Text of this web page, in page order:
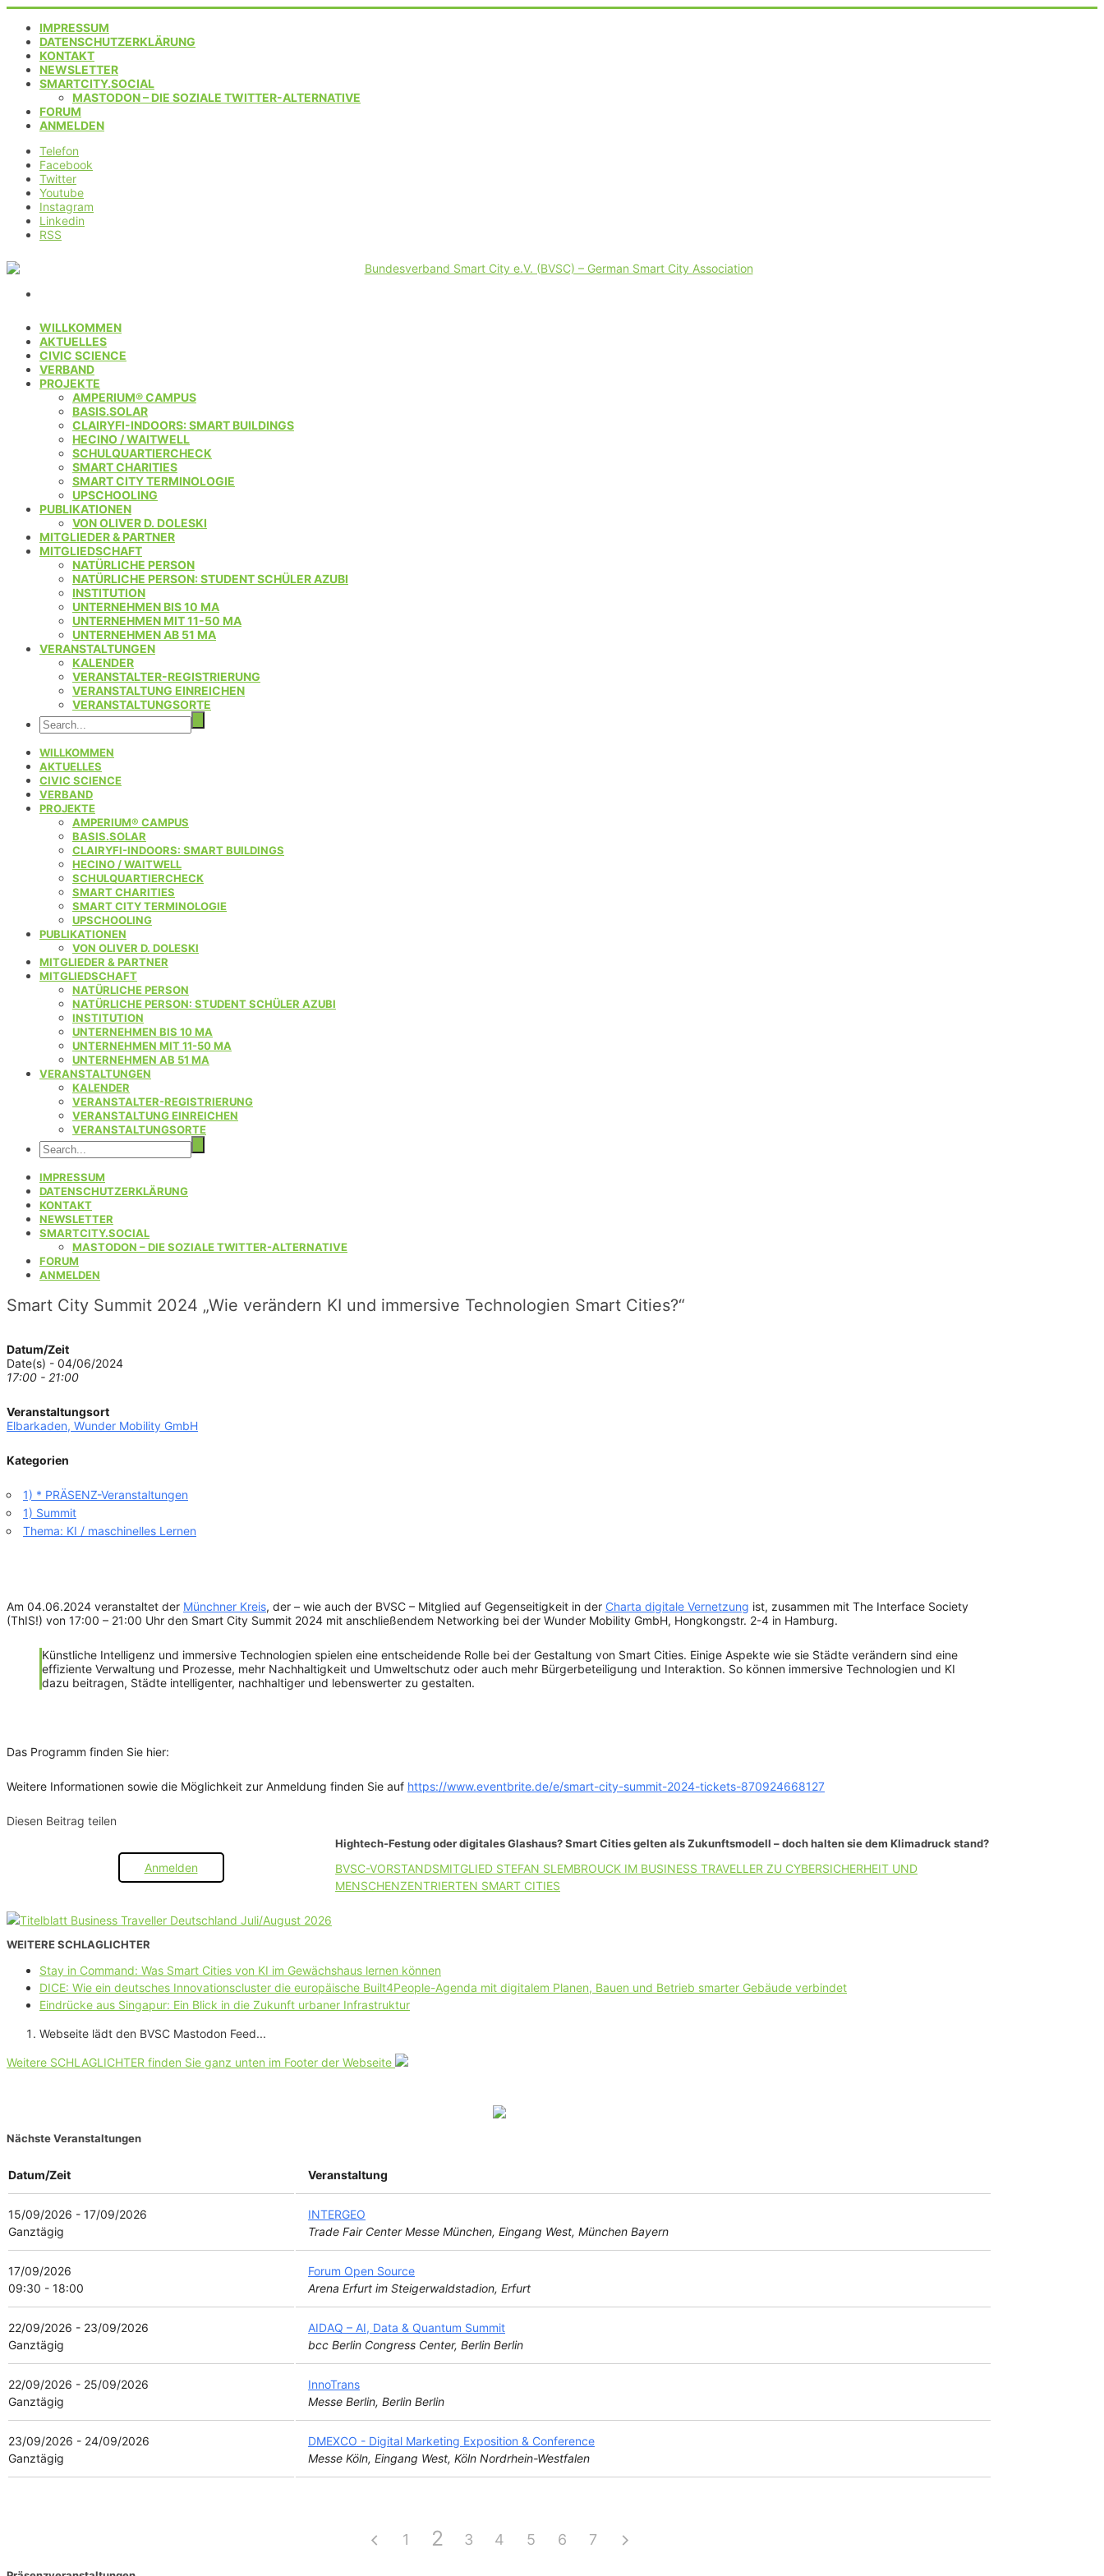
IMPRESSUM
DATENSCHUTZERKLÄRUNG
KONTAKT
NEWSLETTER
SMARTCITY.SOCIAL
MASTODON – DIE SOZIALE TWITTER-ALTERNATIVE
FORUM
ANMELDEN
Telefon
Facebook
Twitter
Youtube
Instagram
Linkedin
RSS
WILLKOMMEN
AKTUELLES
CIVIC SCIENCE
VERBAND
PROJEKTE
AMPERIUM® CAMPUS
BASIS.SOLAR
CLAIRYFI-INDOORS: SMART BUILDINGS
HECINO / WAITWELL
SCHULQUARTIERCHECK
SMART CHARITIES
SMART CITY TERMINOLOGIE
UPSCHOOLING
PUBLIKATIONEN
VON OLIVER D. DOLESKI
MITGLIEDER & PARTNER
MITGLIEDSCHAFT
NATÜRLICHE PERSON
NATÜRLICHE PERSON: STUDENT SCHÜLER AZUBI
INSTITUTION
UNTERNEHMEN BIS 10 MA
UNTERNEHMEN MIT 11-50 MA
UNTERNEHMEN AB 51 MA
VERANSTALTUNGEN
KALENDER
VERANSTALTER-REGISTRIERUNG
VERANSTALTUNG EINREICHEN
VERANSTALTUNGSORTE
WILLKOMMEN
AKTUELLES
CIVIC SCIENCE
VERBAND
PROJEKTE
AMPERIUM® CAMPUS
BASIS.SOLAR
CLAIRYFI-INDOORS: SMART BUILDINGS
HECINO / WAITWELL
SCHULQUARTIERCHECK
SMART CHARITIES
SMART CITY TERMINOLOGIE
UPSCHOOLING
PUBLIKATIONEN
VON OLIVER D. DOLESKI
MITGLIEDER & PARTNER
MITGLIEDSCHAFT
NATÜRLICHE PERSON
NATÜRLICHE PERSON: STUDENT SCHÜLER AZUBI
INSTITUTION
UNTERNEHMEN BIS 10 MA
UNTERNEHMEN MIT 11-50 MA
UNTERNEHMEN AB 51 MA
VERANSTALTUNGEN
KALENDER
VERANSTALTER-REGISTRIERUNG
VERANSTALTUNG EINREICHEN
VERANSTALTUNGSORTE
IMPRESSUM
DATENSCHUTZERKLÄRUNG
KONTAKT
NEWSLETTER
SMARTCITY.SOCIAL
MASTODON – DIE SOZIALE TWITTER-ALTERNATIVE
FORUM
ANMELDEN
Smart City Summit 2024 „Wie verändern KI und immersive Technologien Smart Cities?“
Datum/Zeit
Date(s) - 04/06/2024
17:00 - 21:00
Veranstaltungsort
Elbarkaden, Wunder Mobility GmbH
Kategorien
1) * PRÄSENZ-Veranstaltungen
1) Summit
Thema: KI / maschinelles Lernen
Am 04.06.2024 veranstaltet der Münchner Kreis, der – wie auch der BVSC – Mitglied auf Gegenseitigkeit in der Charta digitale Vernetzung ist, zusammen mit The Interface Society
(ThIS!) von 17:00 – 21:00 Uhr den Smart City Summit 2024 mit anschließendem Networking bei der Wunder Mobility GmbH, Hongkongstr. 2-4 in Hamburg.
Künstliche Intelligenz und immersive Technologien spielen eine entscheidende Rolle bei der Gestaltung von Smart Cities. Einige Aspekte wie sie Städte verändern sind eine
effiziente Verwaltung und Prozesse, mehr Nachhaltigkeit und Umweltschutz oder auch mehr Bürgerbeteiligung und Interaktion. So können immersive Technologien und KI
dazu beitragen, Städte intelligenter, nachhaltiger und lebenswerter zu gestalten.
Das Programm finden Sie hier:
Weitere Informationen sowie die Möglichkeit zur Anmeldung finden Sie auf https://www.eventbrite.de/e/smart-city-summit-2024-tickets-870924668127
Diesen Beitrag teilen
Anmelden
Hightech-Festung oder digitales Glashaus? Smart Cities gelten als Zukunftsmodell – doch halten sie dem Klimadruck stand?
BVSC-VORSTANDSMITGLIED STEFAN SLEMBROUCK IM BUSINESS TRAVELLER ZU CYBERSICHERHEIT UND
MENSCHENZENTRIERTEN SMART CITIES
WEITERE SCHLAGLICHTER
Stay in Command: Was Smart Cities von KI im Gewächshaus lernen können
DICE: Wie ein deutsches Innovationscluster die europäische Built4People-Agenda mit digitalem Planen, Bauen und Betrieb smarter Gebäude verbindet
Eindrücke aus Singapur: Ein Blick in die Zukunft urbaner Infrastruktur
Webseite lädt den BVSC Mastodon Feed...
Weitere SCHLAGLICHTER finden Sie ganz unten im Footer der Webseite
Nächste Veranstaltungen
Datum/Zeit Veranstaltung
15/09/2026 - 17/09/2026
Ganztägig
INTERGEO
Trade Fair Center Messe München, Eingang West, München Bayern
17/09/2026
09:30 - 18:00
Forum Open Source
Arena Erfurt im Steigerwaldstadion, Erfurt
22/09/2026 - 23/09/2026
Ganztägig
AIDAQ – AI, Data & Quantum Summit
bcc Berlin Congress Center, Berlin Berlin
22/09/2026 - 25/09/2026
Ganztägig
InnoTrans
Messe Berlin, Berlin Berlin
23/09/2026 - 24/09/2026
Ganztägig
DMEXCO - Digital Marketing Exposition & Conference
Messe Köln, Eingang West, Köln Nordrhein-Westfalen
1 2 3 4 5 6 7